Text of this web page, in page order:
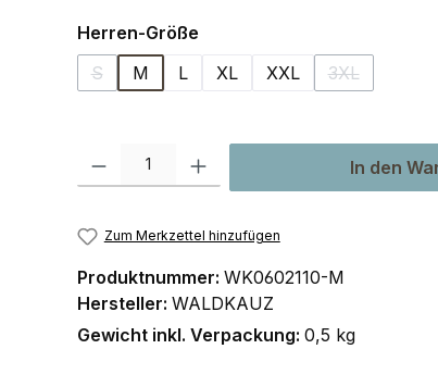
Herren-Größeauswählen
S
(Diese Option ist zurzeit nicht verfügbar.)
M L XL XXL 3XL
(Diese
Produkt Anzahl: Gib den gewünschten Wert ein
In den
Zum Merkzettel hinzufügen
Produktnummer: WK0602110-M
Hersteller: WALDKAUZ
Gewicht inkl. Verpackung: 0,5 kg